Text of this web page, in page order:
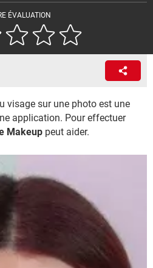
ÉVALUATION
visage sur une photo est une
application. Pour effectuer
Makeup peut aider.